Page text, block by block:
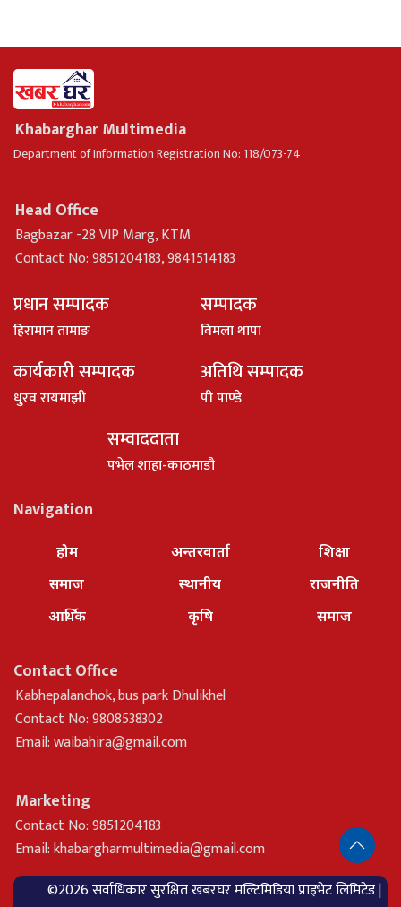
Khabarghar Multimedia
Department of Information Registration No: 118/073-74
Head Office
Bagbazar -28 VIP Marg, KTM
Contact No: 9851204183, 9841514183
प्रधान सम्पादक
हिरामान तामाङ
सम्पादक
विमला थापा
कार्यकारी सम्पादक
धु्रव रायमाझी
अतिथि सम्पादक
पी पाण्डे
सम्वाददाता
पभेल शाहा-काठमाडौ
Navigation
होम
समाज
आर्थिक
अन्तरवार्ता
स्थानीय
कृषि
शिक्षा
राजनीति
समाज
Contact Office
Kabhepalanchok, bus park Dhulikhel
Contact No: 9808538302
Email:waibahira@gmail.com
Marketing
Contact No: 9851204183
Email:khabargharmultimedia@gmail.com
©2026 सर्वाधिकार सुरक्षित खबरघर मल्टिमिडिया प्राइभेट लिमिटेड |